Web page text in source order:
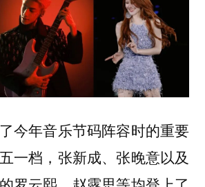
今年音乐节码阵容时的重要
一档，张新成、张晚意以及